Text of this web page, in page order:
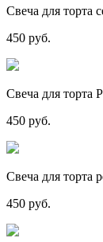
Свеча для торта
450 руб.
Свеча для торта
450 руб.
Свеча для торта
450 руб.